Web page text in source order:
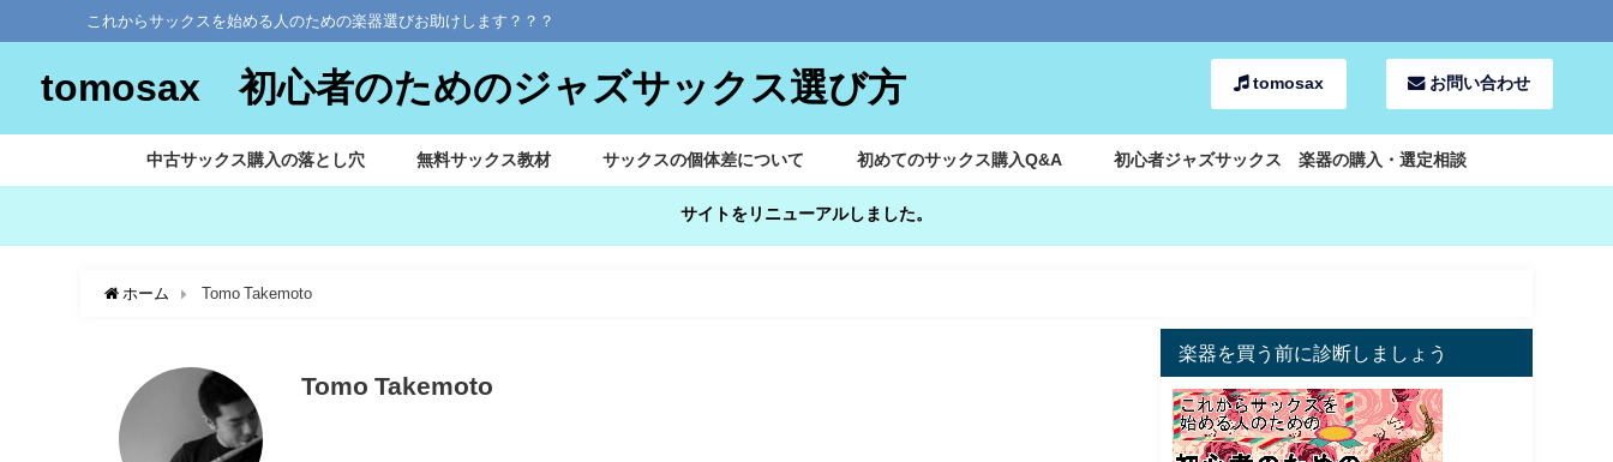
これからサックスを始める人のための楽器選びお助けします？？？
tomosax 初心者のためのジャズサックス選び方 tomosax お問い合わせ
中古サックス購入の落とし穴 無料サックス教材 サックスの個体差について 初めてのサックス購入Q&A 初心者ジャズサックス 楽器の購入・選定相談
サイトをリニューアルしました。
ホーム Tomo Takemoto
Tomo Takemoto
楽器を買う前に診断しましょう